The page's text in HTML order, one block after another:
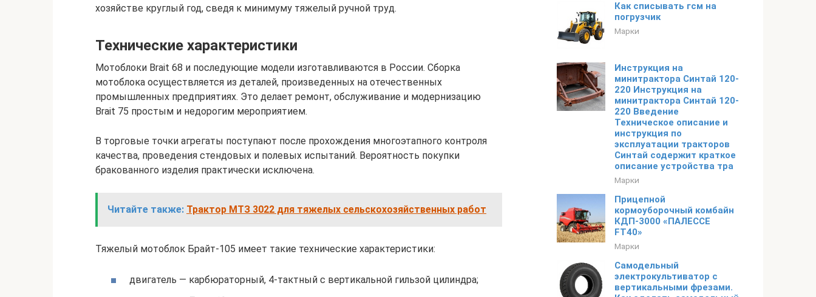
хозяйстве круглый год, сведя к минимуму тяжелый ручной труд.
Технические характеристики
Мотоблоки Brait 68 и последующие модели изготавливаются в России. Сборка
мотоблока осуществляется из деталей, произведенных на отечественных
промышленных предприятиях. Это делает ремонт, обслуживание и модернизацию
Brait 75 простым и недорогим мероприятием.
В торговые точки агрегаты поступают после прохождения многоэтапного контроля
качества, проведения стендовых и полевых испытаний. Вероятность покупки
бракованного изделия практически исключена.
Читайте также: Трактор МТЗ 3022 для тяжелых сельскохозяйственных работ
Тяжелый мотоблок Брайт-105 имеет такие технические характеристики:
двигатель — карбюраторный, 4-тактный с вертикальной гильзой цилиндра;
Как списывать гсм на
погрузчик
Марки
Инструкция на
минитрактора Синтай 120-
220 Инструкция на
минитрактора Синтай 120-
220 Введение
Техническое описание и
инструкция по
эксплуатации тракторов
Синтай содержит краткое
описание устройства тра
Марки
Прицепной
кормоуборочный комбайн
КДП-3000 «ПАЛЕССЕ
FT40»
Марки
Самодельный
электрокультиватор с
вертикальными фрезами.